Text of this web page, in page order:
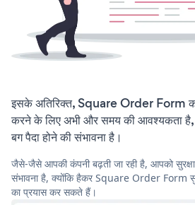
इसके अतिरिक्त, Square Order Form
करने के लिए अभी और समय की आवश्यकता
बग पैदा होने की संभावना है।
जैसे-जैसे आपकी कंपनी बढ़ती जा रही है, आपको
संभावना है, क्योंकि हैकर Square Order Form
का प्रयास कर सकते हैं।